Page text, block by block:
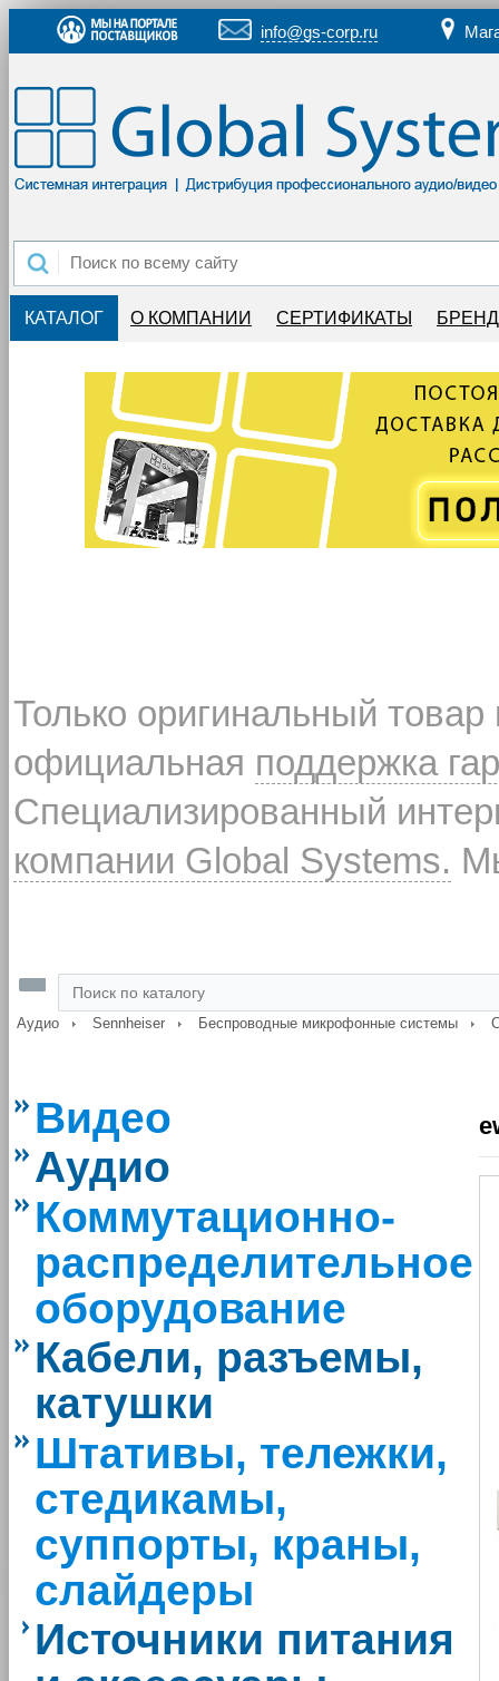
info@gs-corp.ru
КАТАЛОГ О КОМПАНИИ СЕРТИФИКАТЫ
Только оригинальный
официальная поддержка
Специализированный
компании Global Systems.
Аудио Sennheiser Беспроводные микрофонные системы
Видео
Аудио
Коммутационно-
распределительное
оборудование
Кабели, разъемы,
катушки
Штативы, тележки,
стедикамы,
суппорты, краны,
слайдеры
Источники питания